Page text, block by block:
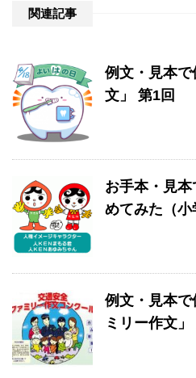
関連記事
例文・見本
文」 第1回
お手本・見
めてみた（小
例文・見本
ミリー作文」